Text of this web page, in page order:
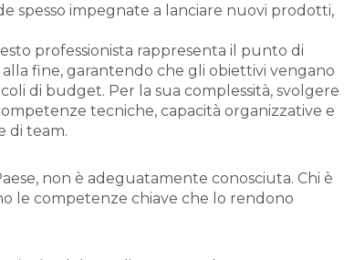
spesso impegnate a lanciare nuovi prodotti,
professionista rappresenta il punto di
fine, garantendo che gli obiettivi vengano
di budget. Per la sua complessità, svolgere
tecniche, capacità organizzative e
di team.
non è adeguatamente conosciuta. Chi è
le competenze chiave che lo rendono